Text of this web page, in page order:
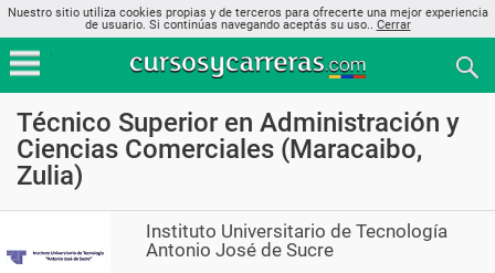
Nuestro sitio utiliza cookies propias y de terceros para ofrecerte una mejor experiencia
de usuario. Si continúas navegando aceptás su uso.. Cerrar
Técnico Superior en Administración y
Ciencias Comerciales (Maracaibo,
Zulia)
Instituto Universitario de Tecnología
Antonio José de Sucre